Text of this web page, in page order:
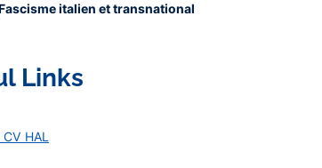
italien et transnational
Links
HAL